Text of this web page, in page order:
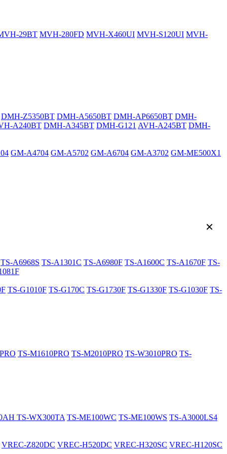
29BT MVH-280FD MVH-X460UI MVH-S120UI MVH-
DMH-Z5350BT DMH-A5650BT DMH-AP6650BT DMH-
A240BT DMH-A345BT DMH-G121 AVH-A245BT DMH-
GM-A4704 GM-A5702 GM-A6704 GM-A3702 GM-ME500X1
TS-A6968S TS-A1301C TS-A6980F TS-A1600C TS-A1670F TS-
TS-G1010F TS-G170C TS-G1730F TS-G1330F TS-G1030F TS-
TS-M1610PRO TS-M2010PRO TS-W3010PRO TS-
TS-WX300TA TS-ME100WC TS-ME100WS TS-A3000LS4
VREC-Z820DC VREC-H520DC VREC-H320SC VREC-H120SC
✕